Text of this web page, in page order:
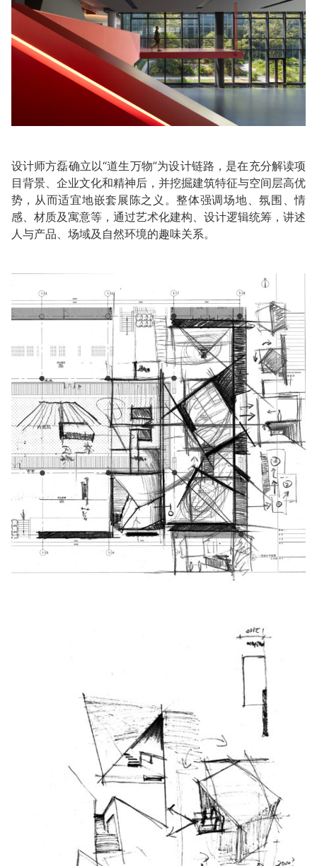
设计师方磊确立以“道生万物”为设计链路，是在充分解读项
目背景、企业文化和精神后，并挖掘建筑特征与空间层高优
势，从而适宜地嵌套展陈之义。整体强调场地、氛围、情
感、材质及寓意等，通过艺术化建构、设计逻辑统筹，讲述
人与产品、场域及自然环境的趣味关系。